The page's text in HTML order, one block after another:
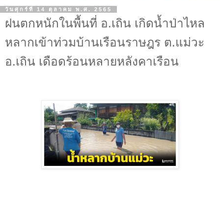
วันศุกร์ที่ 14 ตุลาคม พ.ศ. 2565
ฝนตกหนักในพื้นที่ อ.เถิน เกิดน้ำป่าไหล
หลากเข้าท่วมบ้านเรือนราษฎร ต.แม่วะ
อ.เถิน เดือดร้อนหลายหลังคาเรือน